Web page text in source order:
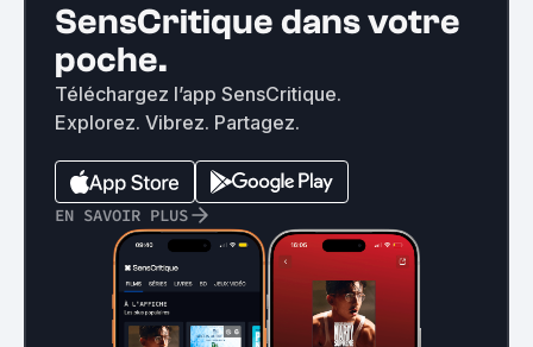
SensCritique dans votre
poche.
Téléchargez l’app SensCritique.
Explorez. Vibrez. Partagez.
EN SAVOIR PLUS